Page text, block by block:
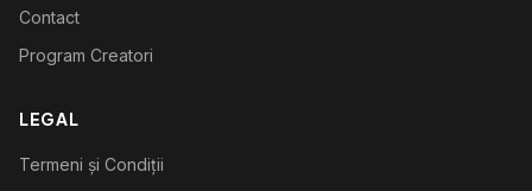
Contact
Program Creatori
LEGAL
Termeni și Condiții